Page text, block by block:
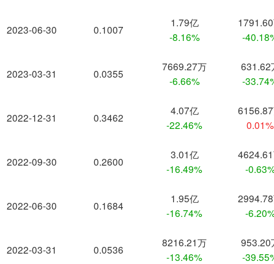
2023-06-30
2023-03-31
2022-12-31
2022-09-30
2022-06-30
2022-03-31
0.1007
1.79亿
-8.16%
-
0.0355
7669.27万
-6.66%
631.62
-
0.3462
4.07亿
-22.46%
0.01%
0.2600
3.01亿
-16.49%
-
0.1684
1.95亿
-16.74%
-
0.0536
8216.21万
-13.46%
953.20
-